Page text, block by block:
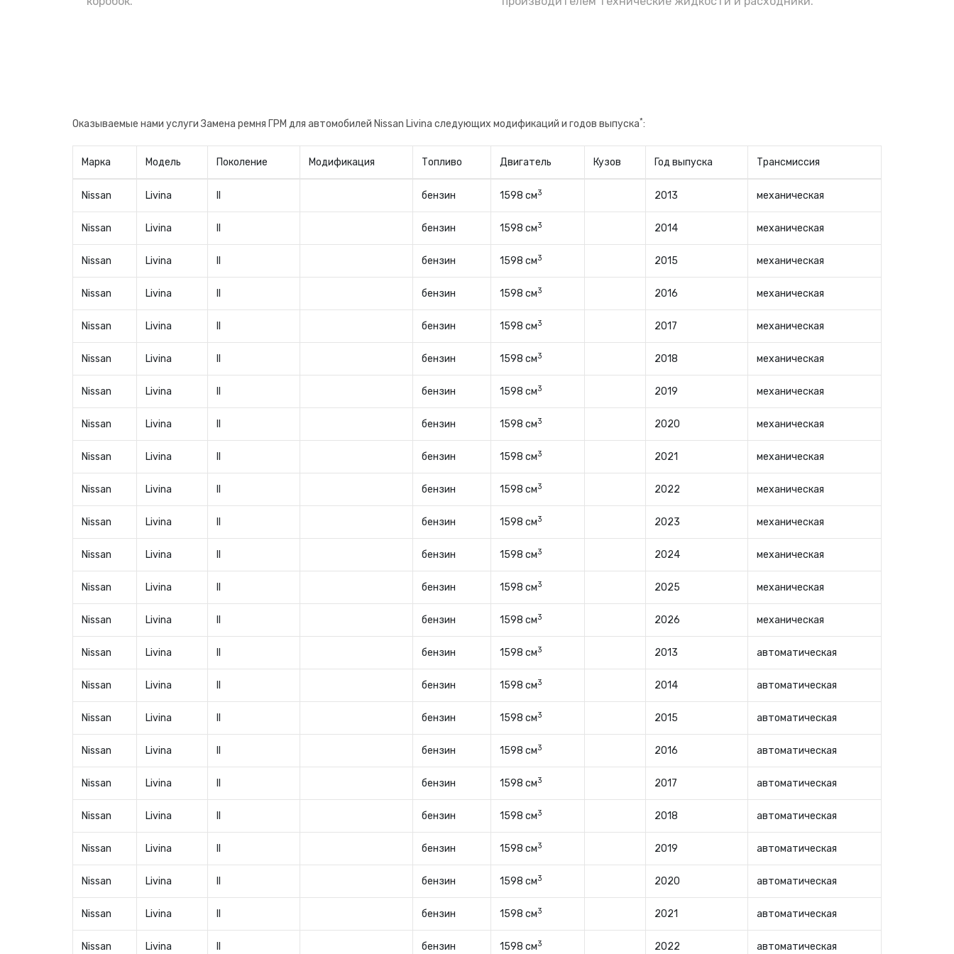
Оказываемые нами услуги Замена ремня ГРМ для автомобилей Nissan Livina следующих модификаций и годов выпуска*:
Марка Модель Поколение Модификация Топливо Двигатель Кузов Год выпуска Трансмиссия
Nissan Livina бензин 1598 см3 2013 механическая
Nissan Livina бензин 1598 см3 2014 механическая
Nissan Livina бензин 1598 см3 2015 механическая
Nissan Livina бензин 1598 см3 2016 механическая
Nissan Livina бензин 1598 см3 2017 механическая
Nissan Livina бензин 1598 см3 2018 механическая
Nissan Livina бензин 1598 см3 2019 механическая
Nissan Livina бензин 1598 см3 2020 механическая
Nissan Livina бензин 1598 см3 2021 механическая
Nissan Livina бензин 1598 см3 2022 механическая
Nissan Livina бензин 1598 см3 2023 механическая
Nissan Livina бензин 1598 см3 2024 механическая
Nissan Livina бензин 1598 см3 2025 механическая
Nissan Livina бензин 1598 см3 2026 механическая
Nissan Livina бензин 1598 см3 2013 автоматическая
Nissan Livina бензин 1598 см3 2014 автоматическая
Nissan Livina бензин 1598 см3 2015 автоматическая
Nissan Livina бензин 1598 см3 2016 автоматическая
Nissan Livina бензин 1598 см3 2017 автоматическая
Nissan Livina бензин 1598 см3 2018 автоматическая
Nissan Livina бензин 1598 см3 2019 автоматическая
Nissan Livina бензин 1598 см3 2020 автоматическая
Nissan Livina бензин 1598 см3 2021 автоматическая
Nissan Livina бензин 1598 см3 2022 автоматическая